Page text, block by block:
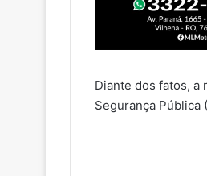
Diante dos fatos, a
Segurança Pública